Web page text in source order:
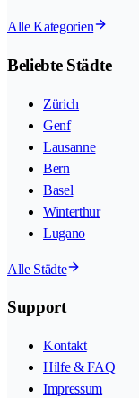
Alle Kategorien
Beliebte Städte
Zürich
Genf
Lausanne
Bern
Basel
Winterthur
Lugano
Alle Städte
Support
Kontakt
Hilfe & FAQ
Impressum